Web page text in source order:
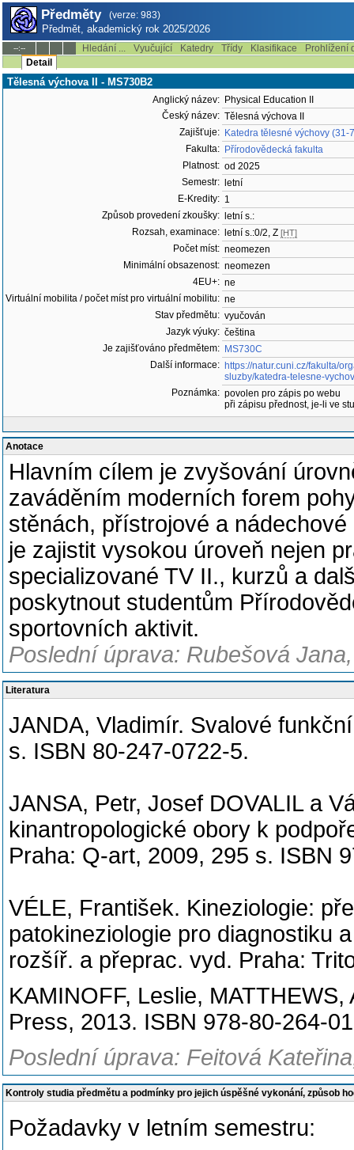
Předměty (verze: 983)
Předmět, akademický rok 2025/2026
--:-- Hledání ... Vyučující Katedry Třídy Klasifikace
Prohlížení
Detail
Tělesná výchova II - MS730B2
Anglický název: Physical Education II
Český název: Tělesná výchova II
Zajišťuje: Katedra tělesné výchovy (31-
Fakulta: Přírodovědecká fakulta
Platnost: od 2025
Semestr:
letní
E-Kredity: 1
Způsob provedení zkoušky:
letní s.:
Rozsah, examinace:
letní s.:0/2, Z [HT]
Počet míst: neomezen
Minimální obsazenost: neomezen
4EU+: ne
Virtuální mobilita / počet míst pro virtuální mobilitu: ne
Stav předmětu: vyučován
Jazyk výuky: čeština
Je zajišťováno předmětem: MS730C
Další informace: https://natur.cuni.cz/fakulta/
sluzby/katedra-telesne-
Poznámka: povolen pro zápis po webu
při zápisu přednost, je-li ve
Anotace
Hlavním cílem je zvyšování
zaváděním moderních forem
stěnách, přístrojové a
je zajistit vysokou úroveň nejen
specializované TV II., kurzů a
poskytnout studentům
sportovních aktivit.
Poslední úprava: Rubešová
Literatura
JANDA, Vladimír. Svalové
s. ISBN 80-247-0722-5.
JANSA, Petr, Josef DOVALIL a
kinantropologické obory k
Praha: Q-art, 2009, 295 s. ISBN
VÉLE, František. Kineziologie:
patokineziologie pro diagnostiku
rozšíř. a přeprac. vyd. Praha:
KAMINOFF, Leslie,
Press, 2013. ISBN 978-80-264-
Poslední úprava: Feitová
Kontroly studia předmětu a podmínky pro jejich úspěšné vykonání, způsob
Požadavky v letním semestru: